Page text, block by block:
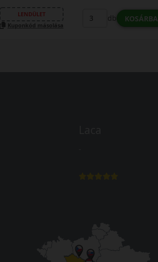
LENDÜLET
Kuponkód másolása
db KOSÁRBA